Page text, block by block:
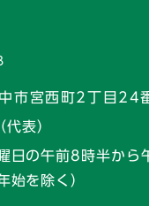
市宮西町2丁目24
表）
日の午前8時半から
始を除く）